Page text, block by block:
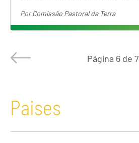
PorComissão Pastoral da Terra
Página 6 de 7
Paises